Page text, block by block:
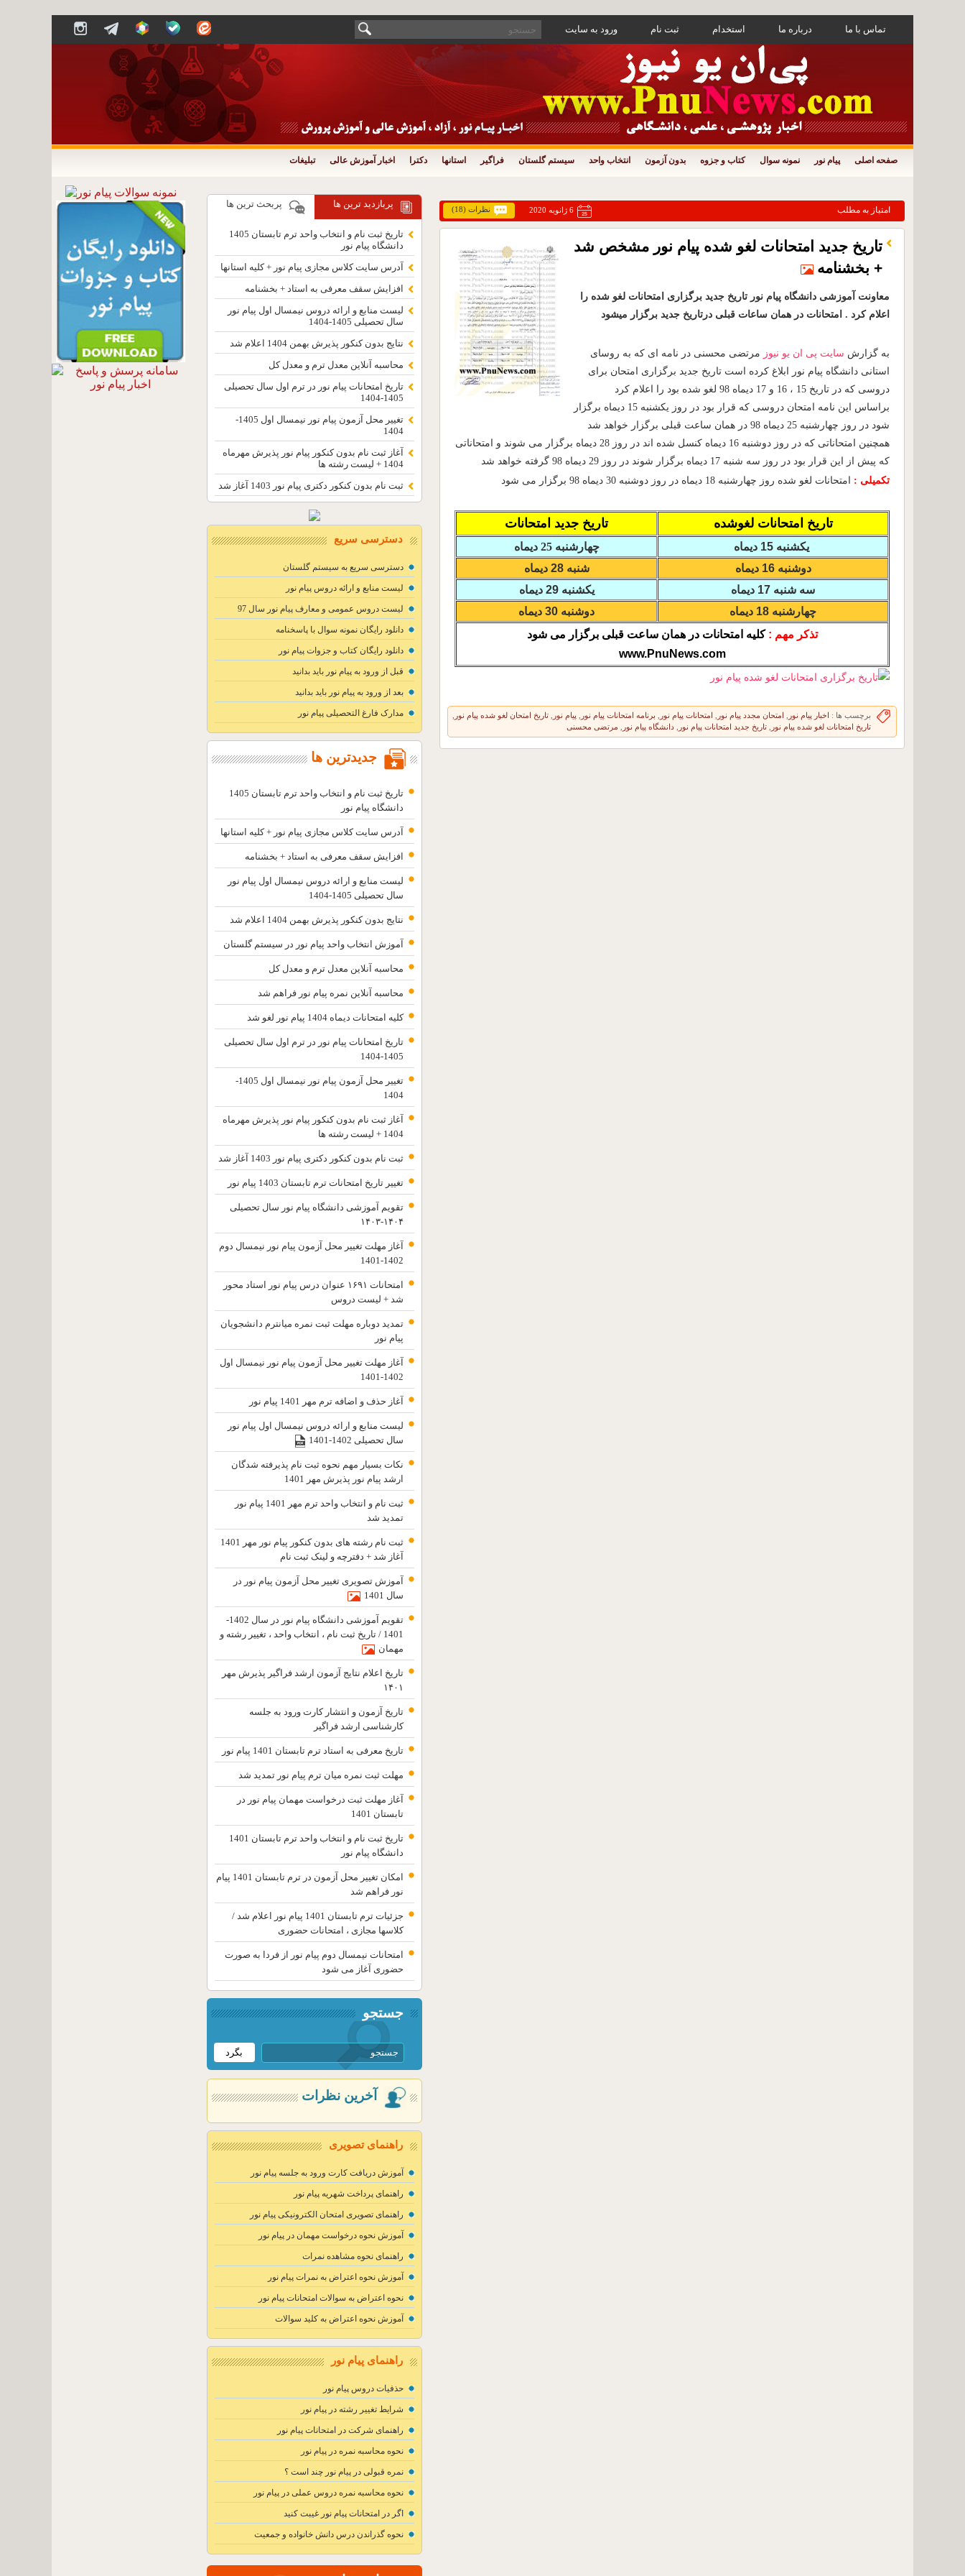
تماس با ما درباره ما استخدام ثبت نام ورود به سایت
صفحه اصلی پیام نور نمونه سوال کتاب و جزوه بدون آزمون انتخاب واحد سیستم گلستان فراگیر استانها دکترا اخبار آموزش عالی تبلیغات
امتیاز به مطلب نظرات (18) 6 ژانویه 2020
تاریخ جدید امتحانات لغو شده پیام نور مشخص شد
+ بخشنامه
معاونت آموزشی دانشگاه پیام نور تاریخ جدید برگزاری امتحانات لغو شده را
اعلام کرد . امتحانات در همان ساعات قبلی درتاریخ جدید برگزار میشود
به گزارش سایت پی ان یو نیوز مرتضی محسنی در نامه ای که به روسای
استانی دانشگاه پیام نور ابلاغ کرده است تاریخ جدید برگزاری امتحان برای
دروسی که در تاریخ 15 ، 16 و 17 دیماه 98 لغو شده بود را اعلام کرد
براساس این نامه امتحان دروسی که قرار بود در روز یکشنبه 15 دیماه برگزار
شود در روز چهارشنبه 25 دیماه 98 در همان ساعت قبلی برگزار خواهد شد
همچنین امتحاناتی که در روز دوشنبه 16 دیماه کنسل شده اند در روز 28 دیماه برگزار می شوند و امتحاناتی
که پیش از این قرار بود در روز سه شنبه 17 دیماه برگزار شوند در روز 29 دیماه 98 گرفته خواهد شد
تکمیلی :
امتحانات لغو شده روز چهارشنبه 18 دیماه در روز دوشنبه 30 دیماه 98 برگزار می شود
تاریخ امتحانات لغوشده تاریخ جدید امتحانات
یکشنبه 15 دیماه
چهارشنبه 25 دیماه
دوشنبه 16 دیماه
شنبه 28 دیماه
سه شنبه 17 دیماه
یکشنبه 29 دیماه
چهارشنبه 18 دیماه
دوشنبه 30 دیماه
تذکر مهم :کلیه امتحانات در همان ساعت قبلی برگزار می شود
www.PnuNews.com
برچسب ها : اخبار پیام نور , امتحان مجدد پیام نور , امتحانات پیام نور , برنامه امتحانات پیام نور , پیام نور , تاریخ امتحان لغو شده پیام نور ,
تاریخ امتحانات لغو شده پیام نور , تاریخ جدید امتحانات پیام نور , دانشگاه پیام نور , مرتضی محسنی
پربازدید ترین ها پربحث ترین ها
تاریخ ثبت نام و انتخاب واحد ترم تابستان 1405
دانشگاه پیام نور
آدرس سایت کلاس مجازی پیام نور + کلیه استانها
افزایش سقف معرفی به استاد + بخشنامه
لیست منابع و ارائه دروس نیمسال اول پیام نور
سال تحصیلی 1405-1404
نتایج بدون کنکور پذیرش بهمن 1404 اعلام شد
محاسبه آنلاین معدل ترم و معدل کل
تاریخ امتحانات پیام نور در ترم اول سال تحصیلی
1405-1404
تغییر محل آزمون پیام نور نیمسال اول 1405-
1404
آغاز ثبت نام بدون کنکور پیام نور پذیرش مهرماه
1404 + لیست رشته ها
ثبت نام بدون کنکور دکتری پیام نور 1403 آغاز شد
دسترسی سریع
دسترسی سریع به سیستم گلستان
لیست منابع و ارائه دروس پیام نور
لیست دروس عمومی و معارف پیام نور سال 97
دانلود رایگان نمونه سوال با پاسخنامه
دانلود رایگان کتاب و جزوات پیام نور
قبل از ورود به پیام نور باید بدانید
بعد از ورود به پیام نور باید بدانید
مدارک فارغ التحصیلی پیام نور
جدیدترین ها
تاریخ ثبت نام و انتخاب واحد ترم تابستان 1405
دانشگاه پیام نور
آدرس سایت کلاس مجازی پیام نور + کلیه استانها
افزایش سقف معرفی به استاد + بخشنامه
لیست منابع و ارائه دروس نیمسال اول پیام نور
سال تحصیلی 1405-1404
نتایج بدون کنکور پذیرش بهمن 1404 اعلام شد
آموزش انتخاب واحد پیام نور در سیستم گلستان
محاسبه آنلاین معدل ترم و معدل کل
محاسبه آنلاین نمره پیام نور فراهم شد
کلیه امتحانات دیماه 1404 پیام نور لغو شد
تاریخ امتحانات پیام نور در ترم اول سال تحصیلی
1405-1404
تغییر محل آزمون پیام نور نیمسال اول 1405-
1404
آغاز ثبت نام بدون کنکور پیام نور پذیرش مهرماه
1404 + لیست رشته ها
ثبت نام بدون کنکور دکتری پیام نور 1403 آغاز شد
تغییر تاریخ امتحانات ترم تابستان 1403 پیام نور
تقویم آموزشی دانشگاه پیام نور سال تحصیلی
۱۴۰۴-۱۴۰۳
آغاز مهلت تغییر محل آزمون پیام نور نیمسال دوم
1402-1401
امتحانات ۱۶۹۱ عنوان درس پیام نور استاد محور
شد + لیست دروس
تمدید دوباره مهلت ثبت نمره میانترم دانشجویان
پیام نور
آغاز مهلت تغییر محل آزمون پیام نور نیمسال اول
1402-1401
آغاز حذف و اضافه ترم مهر 1401 پیام نور
لیست منابع و ارائه دروس نیمسال اول پیام نور
سال تحصیلی 1402-1401
نکات بسیار مهم نحوه ثبت نام پذیرفته شدگان
ارشد پیام نور پذیرش مهر 1401
ثبت نام و انتخاب واحد ترم مهر 1401 پیام نور
تمدید شد
ثبت نام رشته های بدون کنکور پیام نور مهر 1401
آغاز شد + دفترچه و لینک ثبت نام
آموزش تصویری تغییر محل آزمون پیام نور در
سال 1401
تقویم آموزشی دانشگاه پیام نور در سال 1402-
1401 / تاریخ ثبت نام ، انتخاب واحد ، تغییر رشته و
مهمان
تاریخ اعلام نتایج آزمون ارشد فراگیر پذیرش مهر
۱۴۰۱
تاریخ آزمون و انتشار کارت ورود به جلسه
کارشناسی ارشد فراگیر
تاریخ معرفی به استاد ترم تابستان 1401 پیام نور
مهلت ثبت نمره میان ترم پیام نور تمدید شد
آغاز مهلت ثبت درخواست مهمان پیام نور در
تابستان 1401
تاریخ ثبت نام و انتخاب واحد ترم تابستان 1401
دانشگاه پیام نور
امکان تغییر محل آزمون در ترم تابستان 1401 پیام
نور فراهم شد
جزئیات ترم تابستان 1401 پیام نور اعلام شد /
کلاسها مجازی ، امتحانات حضوری
امتحانات نیمسال دوم پیام نور از فردا به صورت
حضوری آغاز می شود
جستجو
آخرین نظرات
راهنمای تصویری
آموزش دریافت کارت ورود به جلسه پیام نور
راهنمای پرداخت شهریه پیام نور
راهنمای تصویری امتحان الکترونیکی پیام نور
آموزش نحوه درخواست مهمان در پیام نور
راهنمای نحوه مشاهده نمرات
آموزش نحوه اعتراض به نمرات پیام نور
نحوه اعتراض به سوالات امتحانات پیام نور
آموزش نحوه اعتراض به کلید سوالات
راهنمای پیام نور
حذفیات دروس پیام نور
شرایط تغییر رشته در پیام نور
راهنمای شرکت در امتحانات پیام نور
نحوه محاسبه نمره در پیام نور
نمره قبولی در پیام نور چند است ؟
نحوه محاسبه نمره دروس عملی در پیام نور
اگر در امتحانات پیام نور غیبت کنید
نحوه گذراندن درس دانش خانواده و جمعیت